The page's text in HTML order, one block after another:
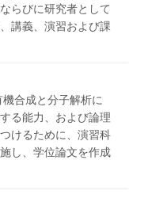
らびに研究者として
講義、演習および課
合成と分子解析に
る能力、および論理
けるために、演習科
し、学位論文を作成